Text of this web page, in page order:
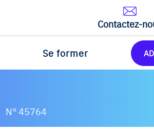
Contactez-
Se former
N° 45764